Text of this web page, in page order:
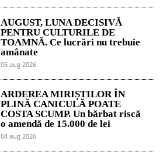
AUGUST, LUNA DECISIVĂ
PENTRU CULTURILE DE
TOAMNĂ. Ce lucrări nu trebuie
amânate
05 aug 2026
ARDEREA MIRIȘTILOR ÎN
PLINĂ CANICULĂ POATE
COSTA SCUMP. Un bărbat riscă
o amendă de 15.000 de lei
04 aug 2026